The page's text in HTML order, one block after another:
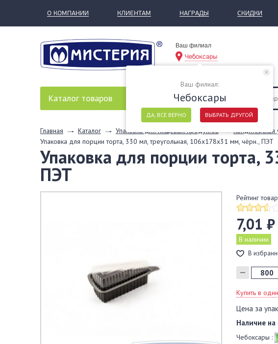
О КОМПАНИИ КЛИЕНТАМ НАГРАДЫ СКИДКИ
Ваш филиал
Чебоксары
Ваш филиал:
Чебоксары
ДА, ВСЕ ВЕРНО ВЫБРАТЬ ДРУГОЙ
Каталог товаров
Главная Каталог Упаковка для пищевых продуктов Кондитерская
Упаковка для порции торта, 330 мл, треугольная, 106х178х31 мм, чёрн., ПЭТ
Упаковка для порции торта,
ПЭТ
Рейтинг
7,01
В наличии
В
Купить в
Цена за
Наличие на
Чебоксары :